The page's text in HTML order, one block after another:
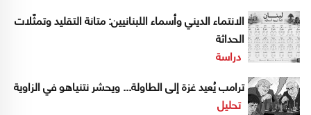
الانتماء الديني وأسماء اللبنانيين: متانة التقليد وتمثّلات
الحداثة
دراسة
ترامب يُعيد غزة إلى الطاولة... ويحشر نتنياهو في الزاوية
تحليل